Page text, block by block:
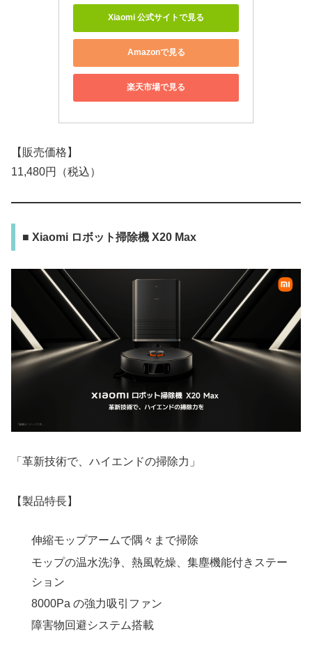
Xiaomi 公式サイトで見る
Amazonで見る
楽天市場で見る
【販売価格】
11,480円（税込）
■ Xiaomi ロボット掃除機 X20 Max
「革新技術で、ハイエンドの掃除力」
【製品特長】
伸縮モップアームで隅々まで掃除
モップの温水洗浄、熱風乾燥、集塵機能付きステー
ション
8000Pa の強力吸引ファン
障害物回避システム搭載